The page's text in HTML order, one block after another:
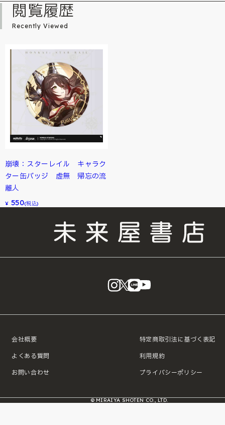
閲覧履歴
Recently Viewed
崩壊：スターレイル キャラク
ター缶バッジ 虚無 帰忘の流
離人
¥ 550(税込)
instagram
X LINE
会社概要
よくある質問
お問い合わせ
特定商取引法に基づく表記
利用規約
プライバシーポリシー
© MIRAIYA SHOTEN CO., LTD.